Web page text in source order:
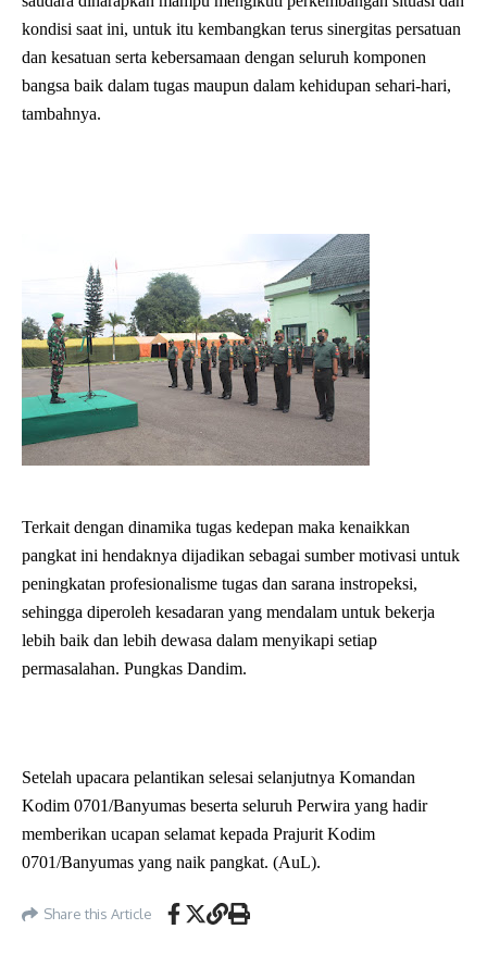
kondisi saat ini, untuk itu kembangkan terus sinergitas persatuan
dan kesatuan serta kebersamaan dengan seluruh komponen
bangsa baik dalam tugas maupun dalam kehidupan sehari-hari,
tambahnya.
Terkait dengan dinamika tugas kedepan maka kenaikkan
pangkat ini hendaknya dijadikan sebagai sumber motivasi untuk
peningkatan profesionalisme tugas dan sarana instropeksi,
sehingga diperoleh kesadaran yang mendalam untuk bekerja
lebih baik dan lebih dewasa dalam menyikapi setiap
permasalahan. Pungkas Dandim.
Setelah upacara pelantikan selesai selanjutnya Komandan
Kodim 0701/Banyumas beserta seluruh Perwira yang hadir
memberikan ucapan selamat kepada Prajurit Kodim
0701/Banyumas yang naik pangkat. (AuL).
Share this Article